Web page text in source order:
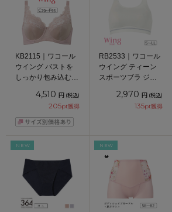
KB2115｜ワコール
ウイング バストを
しっかり包み込む
イズ有 フルカップ
ブラジャー CDEFカ
ップ アンダー
m
4,510 円 (税込)
205pt獲得
RB2533｜ワコール
ウイング ティーン
スポーツブラ ジュ
ブラ S/M/L/LL
2,970 円 (税込)
135pt獲得
NEW NEW